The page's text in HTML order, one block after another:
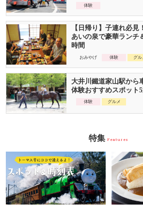
体験
【日帰り】子連れ必見
あいの泉で豪華ランチ
時間
おみやげ 体験 グル
大井川鐵道家山駅から
体験おすすめスポット
体験 グルメ
特集 Features